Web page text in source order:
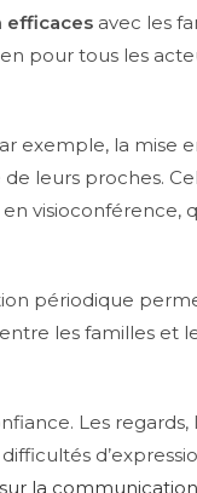
efficaces avec les
pour tous les
exemple, la mise
leurs proches.
périodique
les familles et
Les regards,
la